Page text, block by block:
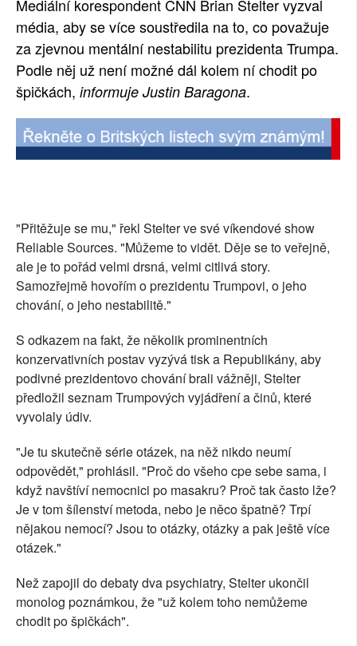
SOCIÁLNÍ SÍTĚ
RUBRIKY
PLNÁ VERZE STRÁNEK
Mediální korespondent CNN Brian Stelter vyzval
média, aby se více soustředila na to, co považuje
za zjevnou mentální nestabilitu prezidenta Trumpa.
Podle něj už není možné dál kolem ní chodit po
špičkách, informuje Justin Baragona.
"Přitěžuje se mu," řekl Stelter ve své víkendové show
Reliable Sources. "Můžeme to vidět. Děje se to veřejně,
ale je to pořád velmi drsná, velmi citlivá story.
Samozřejmě hovořím o prezidentu Trumpovi, o jeho
chování, o jeho nestabilitě."
S odkazem na fakt, že několik prominentních
konzervativních postav vyzývá tisk a Republikány, aby
podivné prezidentovo chování brali vážněji, Stelter
předložil seznam Trumpových vyjádření a činů, které
vyvolaly údiv.
"Je tu skutečně série otázek, na něž nikdo neumí
odpovědět," prohlásil. "Proč do všeho cpe sebe sama, i
když navštíví nemocnici po masakru? Proč tak často lže?
Je v tom šílenství metoda, nebo je něco špatně? Trpí
nějakou nemocí? Jsou to otázky, otázky a pak ještě více
otázek."
Než zapojil do debaty dva psychiatry, Stelter ukončil
monolog poznámkou, že "už kolem toho nemůžeme
chodit po špičkách".